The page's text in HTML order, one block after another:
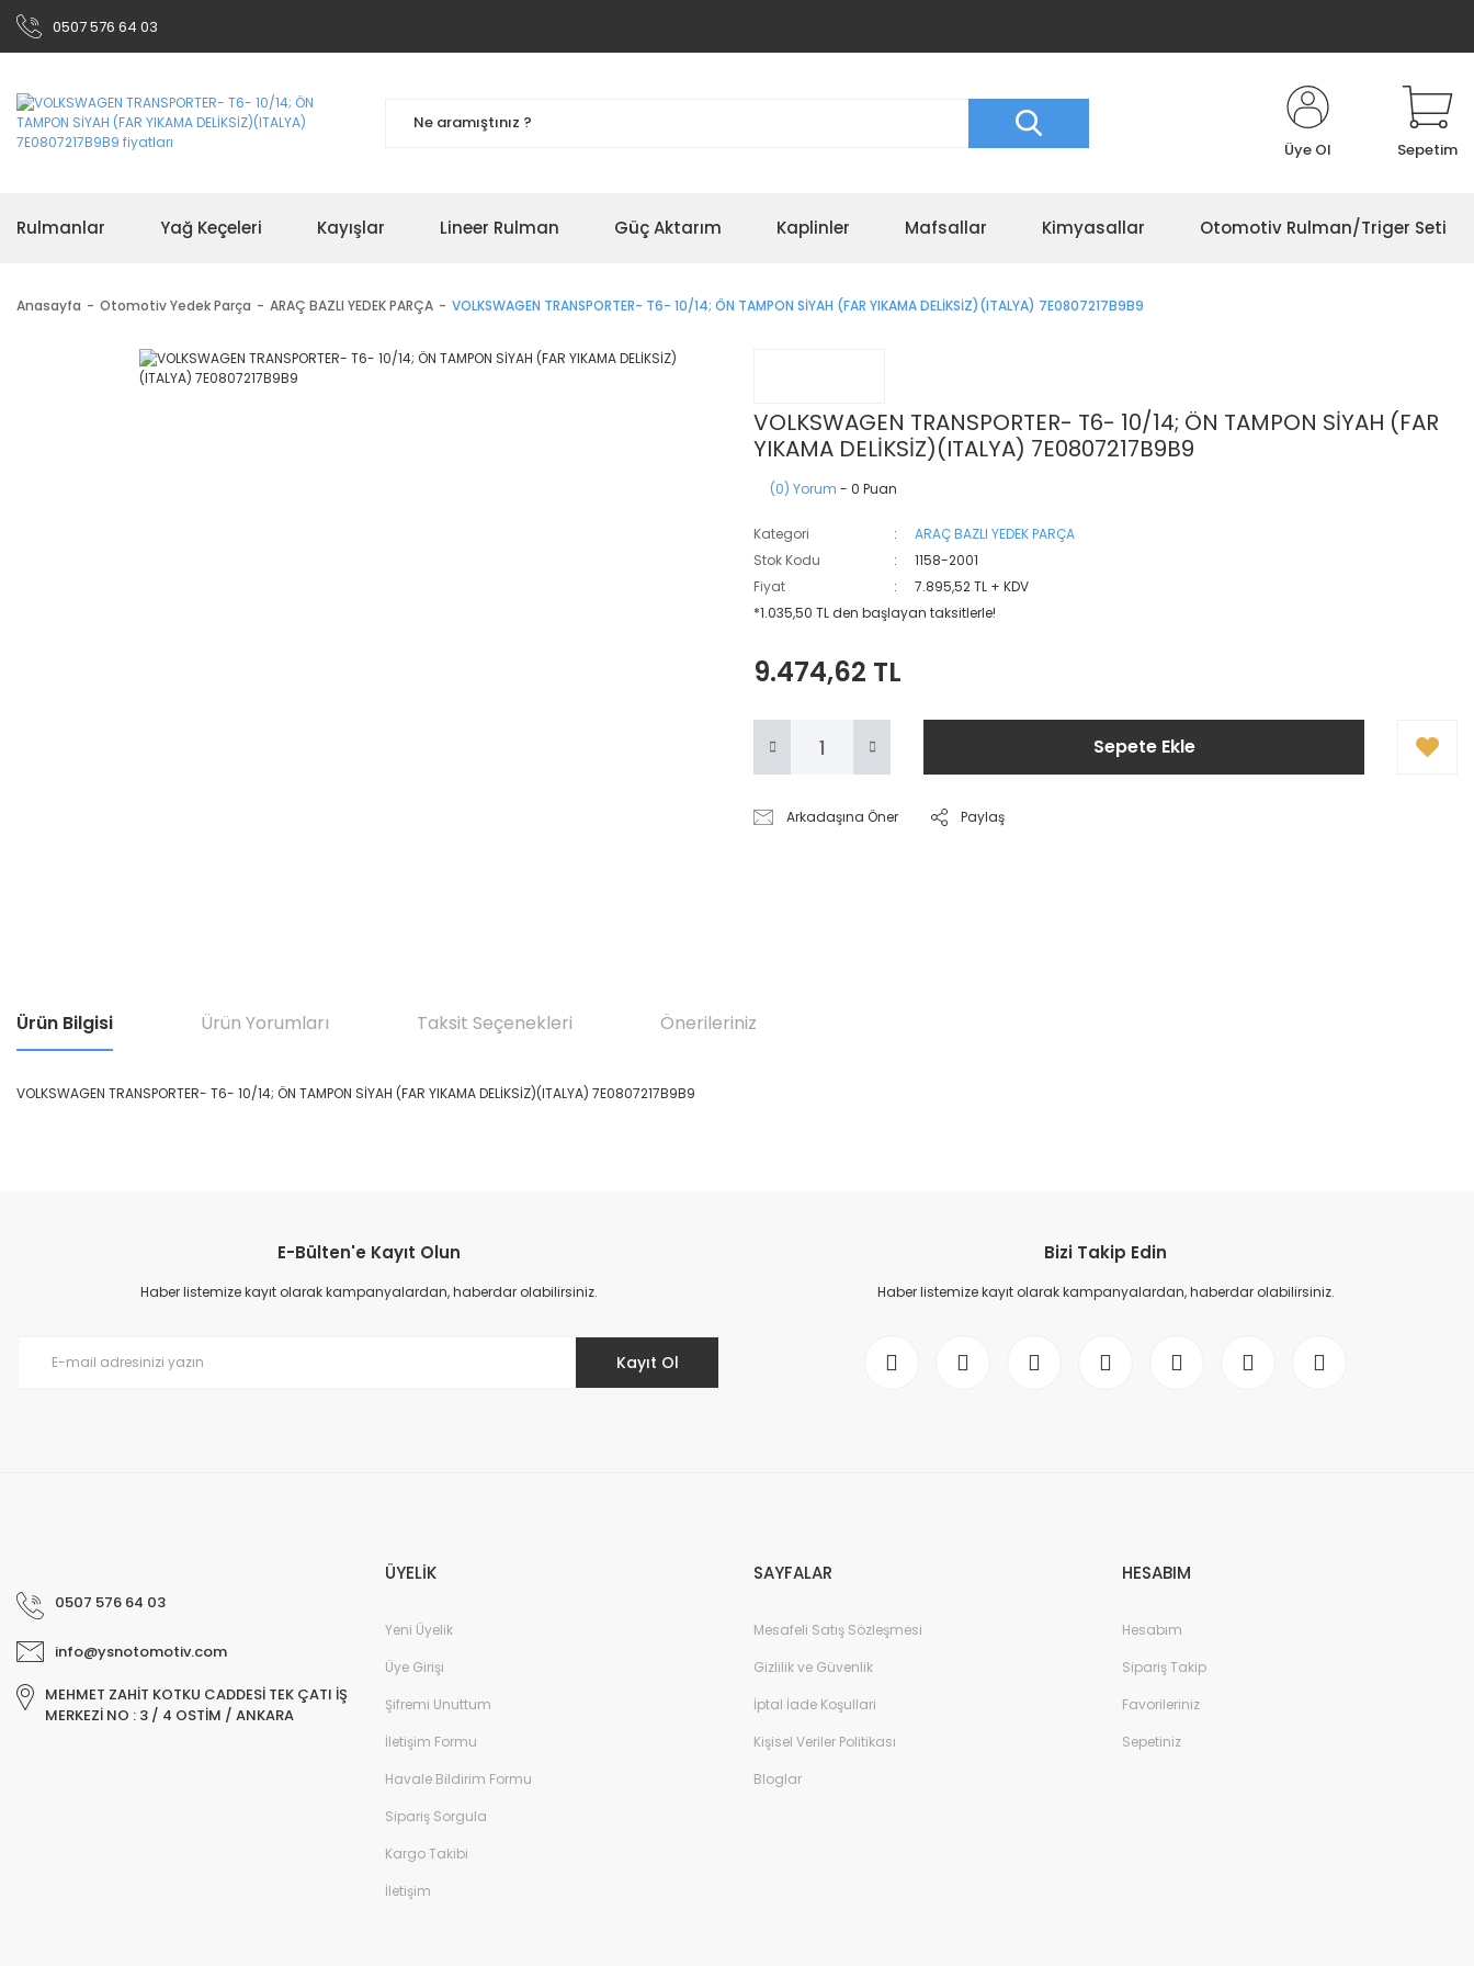
0507 576 64 03
Üye Ol Sepetim
Rulmanlar Yağ Keçeleri Kayışlar Lineer Rulman Güç Aktarım Kaplinler Mafsallar Kimyasallar Otomotiv Rulman/Triger Seti
Anasayfa Otomotiv Yedek Parça ARAÇ BAZLI YEDEK PARÇA VOLKSWAGEN TRANSPORTER- T6- 10/14; ÖN TAMPON SİYAH (FAR YIKAMA DELİKSİZ)(ITALYA) 7E0807217B9B9
VOLKSWAGEN TRANSPORTER- T6- 10/14; ÖN TAMPON SİYAH (FAR
YIKAMA DELİKSİZ)(ITALYA) 7E0807217B9B9
(0) Yorum - 0 Puan
Kategori
ARAÇ BAZLI YEDEK PARÇA
Stok Kodu
1158-2001
Fiyat
7.895,52 TL + KDV
*1.035,50 TL den başlayan taksitlerle!
9.474,62 TL
Sepete Ekle
Arkadaşına Öner Paylaş
Ürün Bilgisi Ürün Yorumları Taksit Seçenekleri Önerileriniz
VOLKSWAGEN TRANSPORTER- T6- 10/14; ÖN TAMPON SİYAH (FAR YIKAMA DELİKSİZ)(ITALYA) 7E0807217B9B9
Ürün resmi kalitesiz, bozuk veya görüntülenemiyor.
Ürün açıklamasında eksik bilgiler bulunuyor.
E-Bülten'e Kayıt Olun
Haber listemize kayıt olarak kampanyalardan, haberdar olabilirsiniz.
Kayıt Ol
Bizi Takip Edin
Haber listemize kayıt olarak kampanyalardan, haberdar olabilirsiniz.
0507 576 64 03
info@ysnotomotiv.com
MEHMET ZAHİT KOTKU CADDESİ TEK ÇATI İŞ
MERKEZİ NO : 3 / 4 OSTİM / ANKARA
ÜYELİK
Yeni Üyelik
Üye Girişi
Şifremi Unuttum
İletişim Formu
Havale Bildirim Formu
Sipariş Sorgula
Kargo Takibi
İletişim
SAYFALAR
Mesafeli Satış Sözleşmesi
Gizlilik ve Güvenlik
İptal İade Koşullari
Kişisel Veriler Politikası
Bloglar
HESABIM
Hesabım
Sipariş Takip
Favorileriniz
Sepetiniz